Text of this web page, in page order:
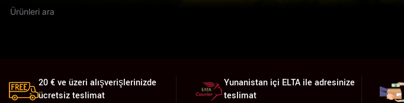
20 € ve üzeri alışverişlerinizde
ücretsiz teslimat
Yunanistan içi ELTA ile adresinize
teslimat